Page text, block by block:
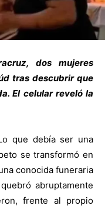
dos mujeres
tras descubrir que
El celular reveló la
que debía ser una
se transformó en
conocida funeraria
abruptamente
frente al propio